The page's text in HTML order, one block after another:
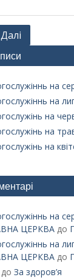
Далі
на
на
на
на
на
на
ЦЕРКВАдо
на
ЦЕРКВАдо
до За здоров’я